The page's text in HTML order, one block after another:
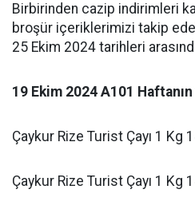
Birbirinden cazip indirimleri
broşür içeriklerimizi takip
25 Ekim 2024 tarihleri
19 Ekim 2024 A101 Haftanın
Çaykur Rize Turist Çayı 1 Kg
Çaykur Rize Turist Çayı 1 Kg